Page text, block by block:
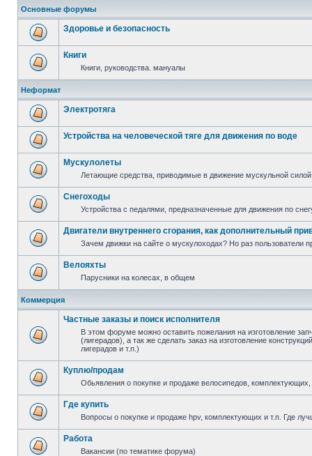
Основные форумы
Здоровье и безопасность
Книги
Книги, руководства. мануалы
Неформат
Электротяга
Устройства на человеческой тяге для движения по воде
Мускулолеты
Летающие средства, приводимые в движение мускульной силой
Снегоходы
Устройства с педалями, предназначенные для движения по
Двигатели внутреннего сгорания, как дополнительный
Зачем движки на сайте о мускулоходах? Но раз пользователи
Велояхты
Парусники на колесах, в общем
Коммерция
Частные заказы и поиск исполнителя
В этом форуме можно оставить пожелания на изготовление
(лигерадов), а так же сделать заказ на изготовление
лигерадов и т.п.)
Куплю/продам
Обьявления о покупке и продаже велосипедов,
Где купить
Вопросы о покупке и продаже hpv, комплектующих и т.п. Где
Работа
Вакансии (по тематике форума)